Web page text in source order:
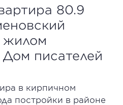
80.9
жилом
писателей
в кирпичном
постройки в районе